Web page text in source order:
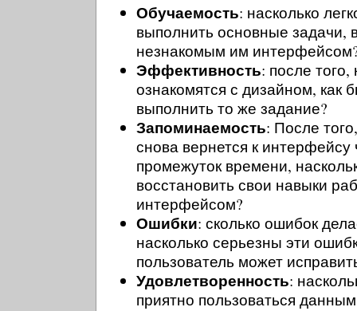
Обучаемость: насколько
выполнить основные задачи,
незнакомым им
Эффективность: после того,
ознакомятся с дизайном, как
выполнить то же задание?
Запоминаемость: После
снова вернется к
промежуток времени,
восстановить свои навыки
интерфейсом?
Ошибки: сколько ошибок
насколько серьезны эти
пользователь может
Удовлетворенность:
приятно пользоваться